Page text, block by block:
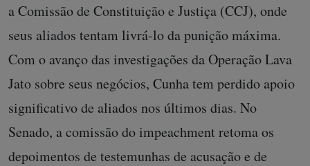
a Comissão de Constituição e Justiça (CCJ), onde
seus aliados tentam livrá-lo da punição máxima.
Com o avanço das investigações da Operação Lava
Jato sobre seus negócios, Cunha tem perdido apoio
significativo de aliados nos últimos dias. No
Senado, a comissão do impeachment retoma os
depoimentos de testemunhas de acusação e de